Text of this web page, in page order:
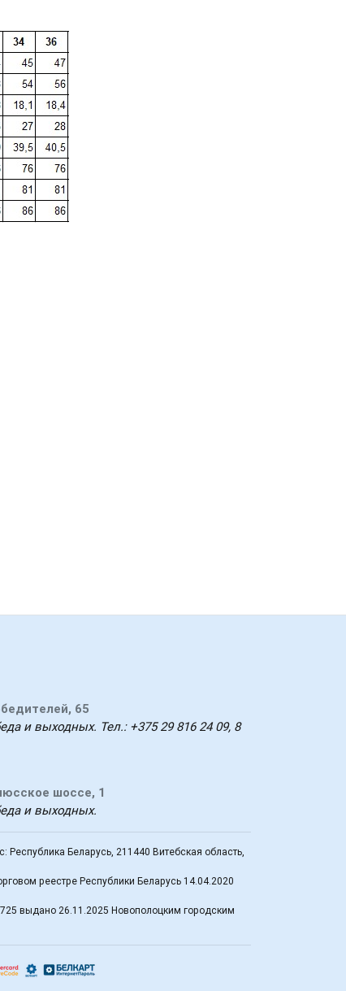
65
и выходных. Тел.: +375 29 816 24 09, 8
шоссе, 1
и выходных.
Беларусь, 211440 Витебская область,
реестре Республики Беларусь 14.04.2020
выдано 26.11.2025 Новополоцким городским